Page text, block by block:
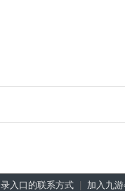
入口的联系方式| 加入九